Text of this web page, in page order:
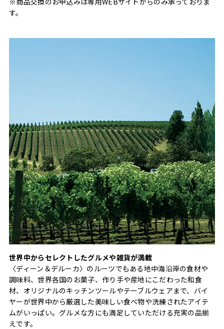
す。
世界中からセレクトしたグルメや雑貨が満載
〈ディーン＆デルーカ〉のルーツでもある地中海沿岸の食材や
調味料、世界各国のお菓子、作り手や産地にこだわった和食
材、オリジナルのキッチンツールやテーブルウェアまで、バイ
ヤーが世界中から厳選した美味しい食べ物や洗練されたアイテ
ムがいっぱい。グルメな方にも満足していただける充実の品揃
えです。